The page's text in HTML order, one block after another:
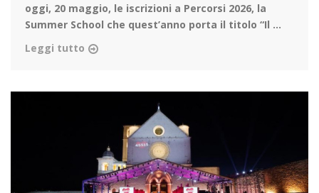
oggi, 20 maggio, le iscrizioni a Percorsi 2026, la
Summer School che quest’anno porta il titolo “Il ...
Leggi tutto